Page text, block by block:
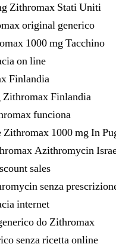
Zithromax Stati Uniti
original generico
1000 mg Tacchino
on line
Finlandia
Zithromax Finlandia
funciona
Zithromax 1000 mg In
Azithromycin
sales
senza
internet
do Zithromax
senza ricetta online